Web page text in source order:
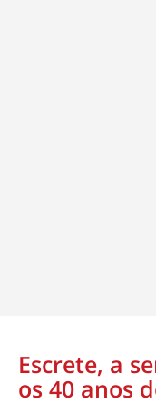
Escrete, a
os 40 anos